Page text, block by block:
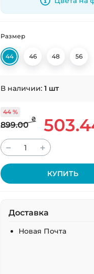
Размер
44 46 48 56
В наличии: 1 шт
899.00
₴
44 %
− +
КУПИТЬ
Доставка
Новая Почта